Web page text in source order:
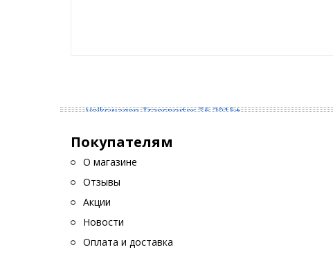
Покупателям
О магазине
Отзывы
Акции
Новости
Оплата и доставка